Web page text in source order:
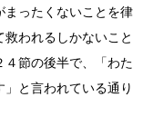
まったくないことを律
われるしかないこと
４節の後半で、「わた
と言われている通り